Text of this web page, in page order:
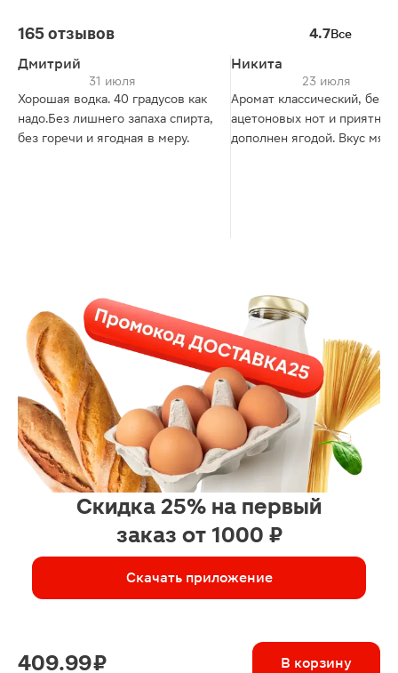
165 отзывов 4.7Все
Дмитрий
31 июля
Хорошая водка. 40 градусов как
надо.Без лишнего запаха спирта,
без горечи и ягодная в меру.
Никита
23 июля
Аромат классический, без
ацетоновых нот и приятно
дополнен ягодой. Вкус
Скидка 25% на первый
заказ от 1000 ₽
Скачать приложение
409.99 ₽ В корзину